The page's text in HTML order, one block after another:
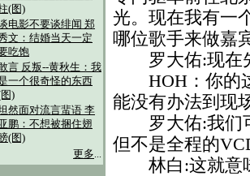
(图)
电影不要谈绯闻 郑
文：结婚当天一定
吃饱
言 反叛--黄秋生：我
一个很奇怪的东西
)
然面对流言蜚语 李
鹏：不想被捆住翅
(图)
更多...
光。现在我有一
哪位歌手来做嘉
罗大佑:现在
HOH：你的这
能没有办法到现
罗大佑:我们可
但不是全程的
林白:这就意味